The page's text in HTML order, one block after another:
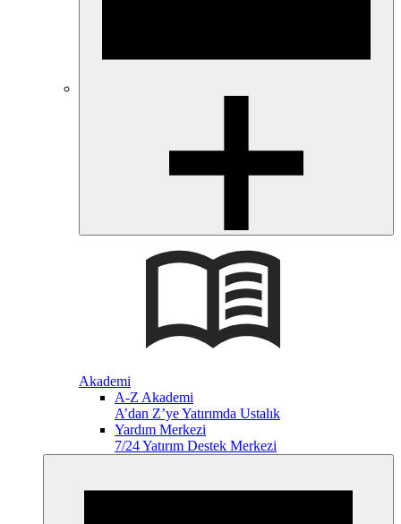
Akademi
A-Z Akademi
A’dan Z’ye Yatırımda Ustalık
Yardım Merkezi
7/24 Yatırım Destek Merkezi